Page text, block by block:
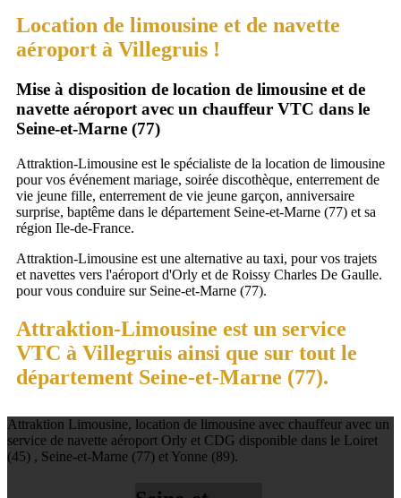
Location de limousine et de navette
aéroport à Villegruis !
Mise à disposition de location de limousine et de
navette aéroport avec un chauffeur VTC dans le
Seine-et-Marne (77)
Attraktion-Limousine est le spécialiste de la location de limousine
pour vos événement mariage, soirée discothèque, enterrement de
vie jeune fille, enterrement de vie jeune garçon, anniversaire
surprise, baptême dans le département Seine-et-Marne (77) et sa
région Ile-de-France.
Attraktion-Limousine est une alternative au taxi, pour vos trajets
et navettes vers l'aéroport d'Orly et de Roissy Charles De Gaulle.
pour vous conduire sur Seine-et-Marne (77).
Attraktion-Limousine est un service
VTC à Villegruis ainsi que sur tout le
département Seine-et-Marne (77).
Attraktion Limousine, location de limousine avec chauffeur avec un
service de navette aéroport Orly et CDG disponible dans le Loiret
(45) , Seine-et-Marne (77) et Yonne (89).